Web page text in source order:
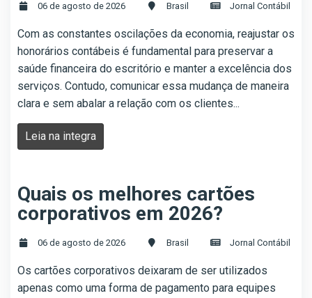
06 de agosto de 2026 Brasil Jornal Contábil
Com as constantes oscilações da economia, reajustar os
honorários contábeis é fundamental para preservar a
saúde financeira do escritório e manter a excelência dos
serviços. Contudo, comunicar essa mudança de maneira
clara e sem abalar a relação com os clientes...
Leia na integra
Quais os melhores cartões
corporativos em 2026?
06 de agosto de 2026 Brasil Jornal Contábil
Os cartões corporativos deixaram de ser utilizados
apenas como uma forma de pagamento para equipes